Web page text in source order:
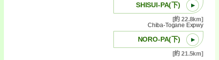
SHISUI-PA(下)
[約 22.8km]
Chiba-Togane Expwy
NORO-PA(下)
[約 21.5km]